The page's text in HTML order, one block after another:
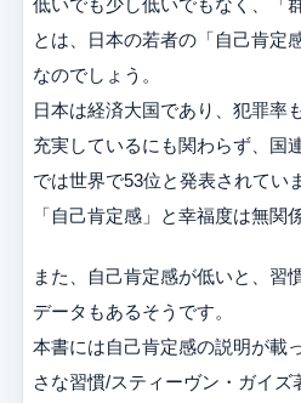
とは、日本の若者の「自己肯定
なのでしょう。
日本は経済大国であり、犯罪率
充実しているにも関わらず、国
では世界で53位と発表されてい
「自己肯定感」と幸福度は無関
また、自己肯定感が低いと、習
データもあるそうです。
本書には自己肯定感の説明が載
さな習慣/スティーヴン・ガイズ